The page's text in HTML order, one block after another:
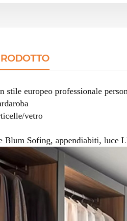
stile europeo professionale
vetro
Blum Sofing, appendiabiti, luce